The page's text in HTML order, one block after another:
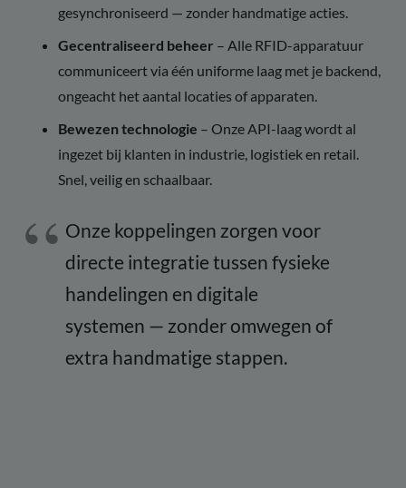
gesynchroniseerd — zonder handmatige acties.
Gecentraliseerd beheer – Alle RFID-apparatuur
communiceert via één uniforme laag met je backend,
ongeacht het aantal locaties of apparaten.
Bewezen technologie – Onze API-laag wordt al
ingezet bij klanten in industrie, logistiek en retail.
Snel, veilig en schaalbaar.
Onze koppelingen zorgen voor
directe integratie tussen fysieke
handelingen en digitale
systemen — zonder omwegen of
extra handmatige stappen.